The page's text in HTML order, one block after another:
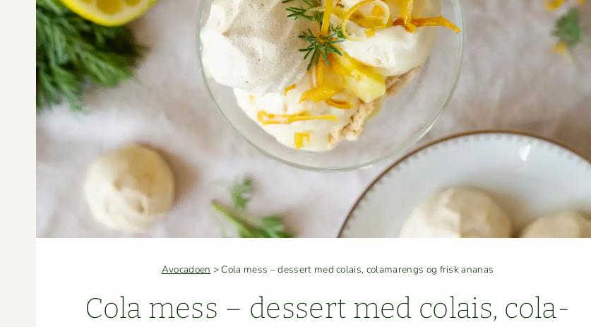
Avocadoen >Cola mess – dessert med colais, colamarengs og frisk ananas
Cola mess – dessert med colais, cola­